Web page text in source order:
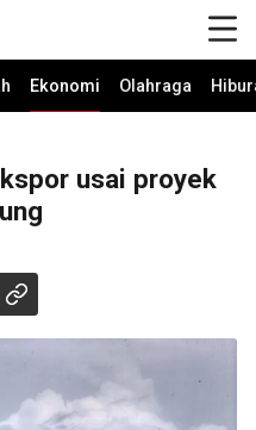
Ekonomi Olahraga
usai proyek